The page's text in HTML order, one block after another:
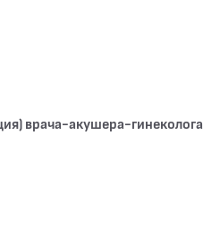
врача-акушера-гинеколога